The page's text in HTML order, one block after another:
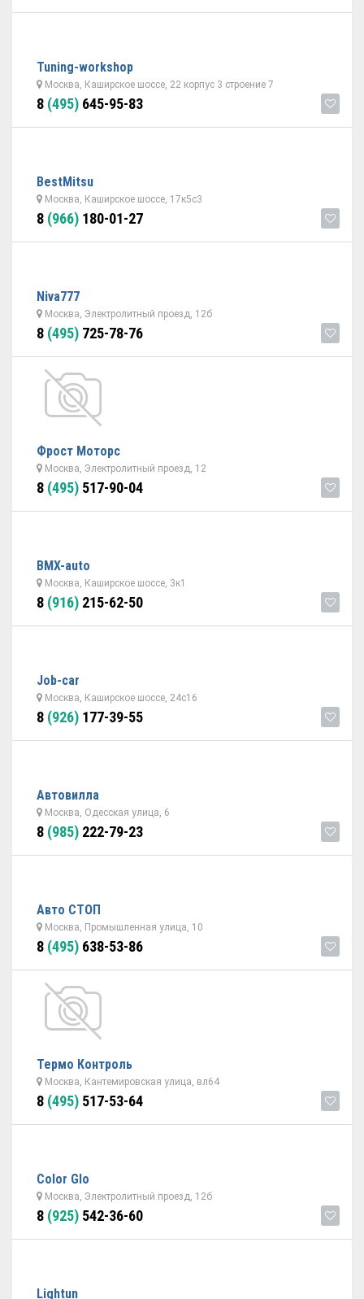
Tuning-workshop
Москва, Каширское шоссе, 22 корпус 3 строение 7
8 (495) 645-95-83
BestMitsu
Москва, Каширское шоссе, 17к5с3
8 (966) 180-01-27
Niva777
Москва, Электролитный проезд, 12б
8 (495) 725-78-76
Фрост Моторс
Москва, Электролитный проезд, 12
8 (495) 517-90-04
BMX-auto
Москва, Каширское шоссе, 3к1
8 (916) 215-62-50
Job-car
Москва, Каширское шоссе, 24с16
8 (926) 177-39-55
Автовилла
Москва, Одесская улица, 6
8 (985) 222-79-23
Авто СТОП
Москва, Промышленная улица, 10
8 (495) 638-53-86
Термо Контроль
Москва, Кантемировская улица, вл64
8 (495) 517-53-64
Color Glo
Москва, Электролитный проезд, 12б
8 (925) 542-36-60
Lightun